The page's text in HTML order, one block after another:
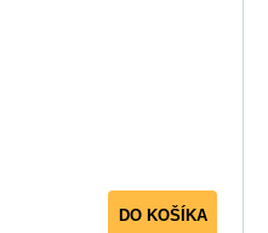
DO KOŠÍKA